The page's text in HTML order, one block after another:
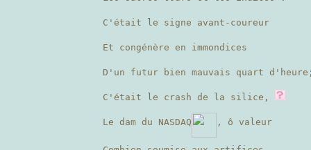
C'était le signe avant-coureur
Et congénère en immondices
D'un futur bien mauvais quart
C'était le crash de la silice,
Le dam du NASDAQ , ô valeur